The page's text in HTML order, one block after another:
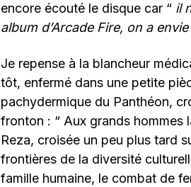
encore écouté le disque car “ il
album d’Arcade Fire, on a
Je repense à la blancheur
tôt, enfermé dans une petite
pachydermique du Panthéon,
fronton : “ Aux grands hommes
Reza, croisée un peu plus tard
frontières de la diversité
famille humaine, le combat de